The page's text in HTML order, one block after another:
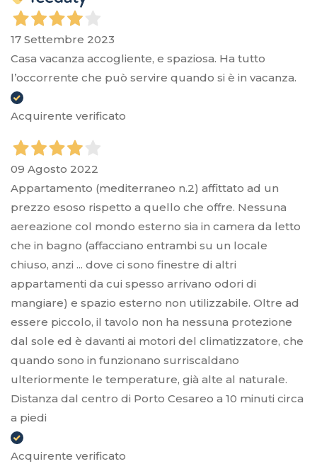
17 Settembre 2023
Casa vacanza accogliente, e spaziosa. Ha tutto
l’occorrente che può servire quando si è in vacanza.
Acquirente verificato
09 Agosto 2022
Appartamento (mediterraneo n.2) affittato ad un
prezzo esoso rispetto a quello che offre. Nessuna
aereazione col mondo esterno sia in camera da letto
che in bagno (affacciano entrambi su un locale
chiuso, anzi ... dove ci sono finestre di altri
appartamenti da cui spesso arrivano odori di
mangiare) e spazio esterno non utilizzabile. Oltre ad
essere piccolo, il tavolo non ha nessuna protezione
dal sole ed è davanti ai motori del climatizzatore, che
quando sono in funzionano surriscaldano
ulteriormente le temperature, già alte al naturale.
Distanza dal centro di Porto Cesareo a 10 minuti circa
a piedi
Acquirente verificato